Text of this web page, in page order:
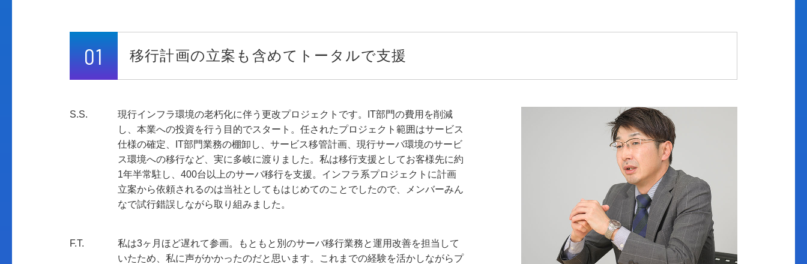
01 移行計画の立案も含めてトータルで支援
S.S.
現行インフラ環境の老朽化に伴う更改プロジェクトです。IT部門の費用を削減
し、本業への投資を行う目的でスタート。任されたプロジェクト範囲はサービス
仕様の確定、IT部門業務の棚卸し、サービス移管計画、現行サーバ環境のサービ
ス環境への移行など、実に多岐に渡りました。私は移行支援としてお客様先に約
1年半常駐し、400台以上のサーバ移行を支援。インフラ系プロジェクトに計画
立案から依頼されるのは当社としてもはじめてのことでしたので、メンバーみん
なで試行錯誤しながら取り組みました。
F.T.
私は3ヶ月ほど遅れて参画。もともと別のサーバ移行業務と運用改善を担当して
いたため、私に声がかかったのだと思います。これまでの経験を活かしながらプ